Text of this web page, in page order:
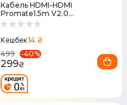
Кабель HDMI-HDMI
Promate1.5m V2.0
(prolink4k60-150) чорний
Кешбек14 ₴
499
-40%
299₴